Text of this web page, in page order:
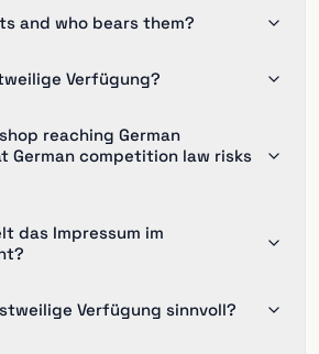
and who bears them?
Verfügung?
reaching German
German competition law risks
das Impressum im
Verfügung sinnvoll?